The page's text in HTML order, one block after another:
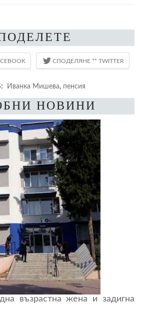
Иванка Мишева, пенсия
НОВИНИ
възрастна жена и задигна